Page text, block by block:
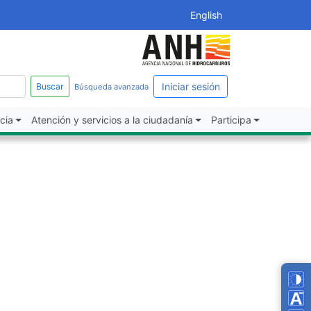
English
Buscar Búsqueda avanzada Iniciar sesión
Atención y servicios a la ciudadanía Participa